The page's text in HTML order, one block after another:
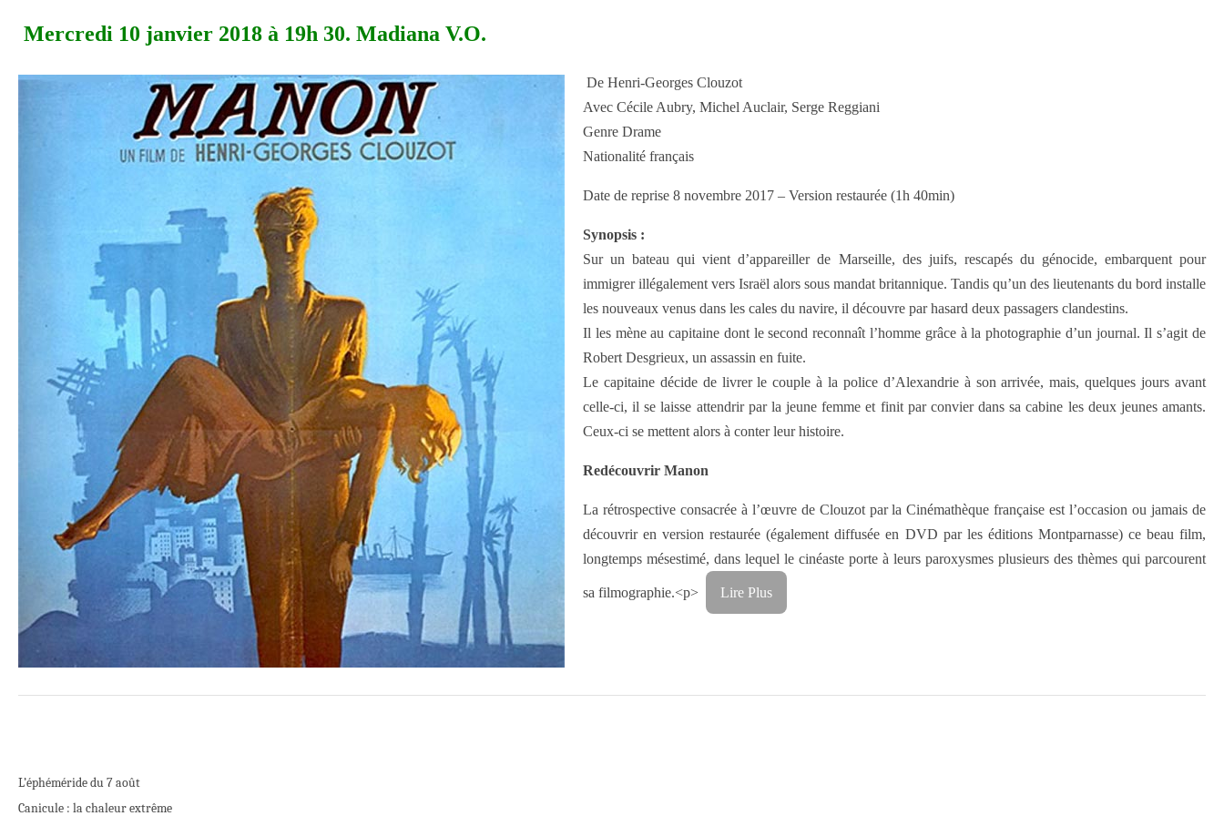
Mercredi 10 janvier 2018 à 19h 30. Madiana V.O.
De Henri-Georges Clouzot
Avec Cécile Aubry, Michel Auclair, Serge Reggiani
Genre Drame
Nationalité français
Date de reprise 8 novembre 2017 – Version restaurée (1h 40min)
Synopsis :
Sur un bateau qui vient d’appareiller de Marseille, des juifs, rescapés du génocide, embarquent pour
immigrer illégalement vers Israël alors sous mandat britannique. Tandis qu’un des lieutenants du bord installe
les nouveaux venus dans les cales du navire, il découvre par hasard deux passagers clandestins.
Il les mène au capitaine dont le second reconnaît l’homme grâce à la photographie d’un journal. Il s’agit de
Robert Desgrieux, un assassin en fuite.
Le capitaine décide de livrer le couple à la police d’Alexandrie à son arrivée, mais, quelques jours avant
celle-ci, il se laisse attendrir par la jeune femme et finit par convier dans sa cabine les deux jeunes amants.
Ceux-ci se mettent alors à conter leur histoire.
Redécouvrir Manon
La rétrospective consacrée à l’œuvre de Clouzot par la Cinémathèque française est l’occasion ou jamais de
découvrir en version restaurée (également diffusée en DVD par les éditions Montparnasse) ce beau film,
longtemps mésestimé, dans lequel le cinéaste porte à leurs paroxysmes plusieurs des thèmes qui parcourent
sa filmographie.<p> Lire Plus
L’éphéméride du 7 août
Canicule : la chaleur extrême